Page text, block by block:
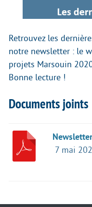
Retrouvez les
notre newsletter : le
projets Marsouin
Bonne lecture !
Documents joints
7 mai